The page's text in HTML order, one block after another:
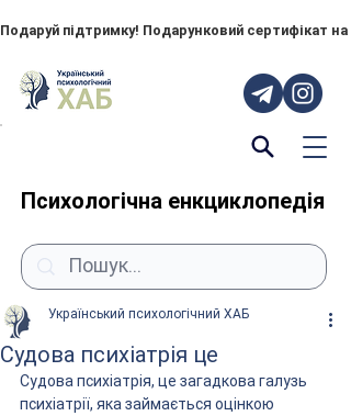
Подаруй підтримку! Подарунковий сертифікат
Психологічна енкциклопедія
Судова психіатрія це
Український психологічний ХАБ
Судова психіатрія, це загадкова галузь
психіатрії, яка займається оцінкою